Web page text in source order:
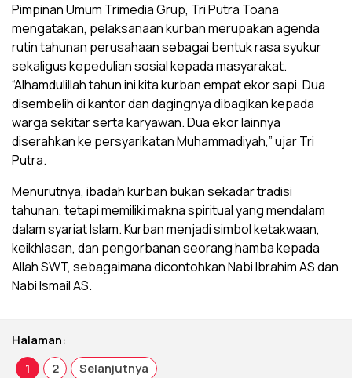
Pimpinan Umum Trimedia Grup, Tri Putra Toana
mengatakan, pelaksanaan kurban merupakan agenda
rutin tahunan perusahaan sebagai bentuk rasa syukur
sekaligus kepedulian sosial kepada masyarakat.
“Alhamdulillah tahun ini kita kurban empat ekor sapi. Dua
disembelih di kantor dan dagingnya dibagikan kepada
warga sekitar serta karyawan. Dua ekor lainnya
diserahkan ke persyarikatan Muhammadiyah,” ujar Tri
Putra.
Menurutnya, ibadah kurban bukan sekadar tradisi
tahunan, tetapi memiliki makna spiritual yang mendalam
dalam syariat Islam. Kurban menjadi simbol ketakwaan,
keikhlasan, dan pengorbanan seorang hamba kepada
Allah SWT, sebagaimana dicontohkan Nabi Ibrahim AS dan
Nabi Ismail AS.
Halaman:
1
2 Selanjutnya